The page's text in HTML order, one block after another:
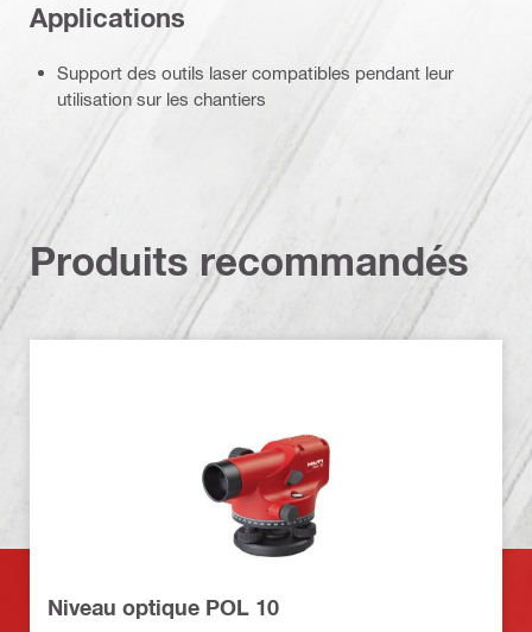
Applications
Support des outils laser compatibles pendant leur
utilisation sur les chantiers
Produits recommandés
Niveau optique POL 10